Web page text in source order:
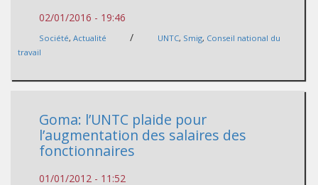
02/01/2016 - 19:46
Société, Actualité / UNTC, Smig, Conseil national du
travail
Goma: l’UNTC plaide pour
l’augmentation des salaires des
fonctionnaires
01/01/2012 - 11:52